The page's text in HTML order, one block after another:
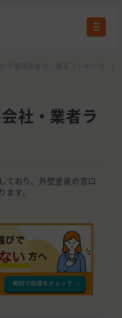
社・業者ラ
ており、外壁塗装の窓口
す。